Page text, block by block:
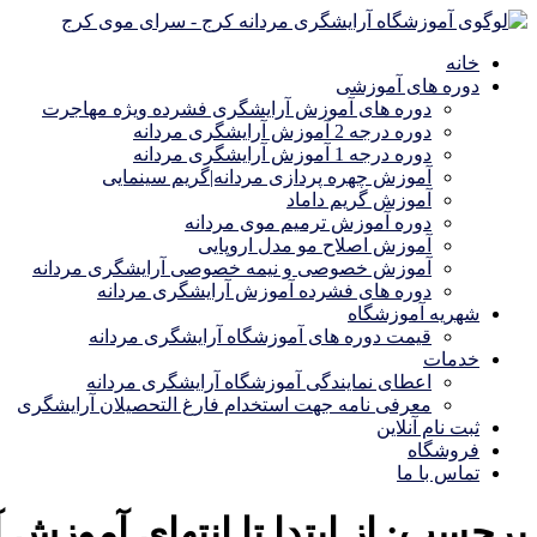
خانه
دوره های آموزشی
دوره های آموزش آرایشگری فشرده ویژه مهاجرت
دوره درجه 2 آموزش آرایشگری مردانه
دوره درجه 1 آموزش آرایشگری مردانه
آموزش چهره پردازی مردانه|گریم سینمایی
آموزش گریم داماد
دوره آموزش ترمیم موی مردانه
آموزش اصلاح مو مدل اروپایی
آموزش خصوصی و نیمه خصوصی آرایشگری مردانه
دوره های فشرده آموزش آرایشگری مردانه
شهریه آموزشگاه
قیمت دوره های آموزشگاه آرایشگری مردانه
خدمات
اعطای نمایندگی آموزشگاه آرایشگری مردانه
معرفی نامه جهت استخدام فارغ التحصیلان آرایشگری
ثبت نام آنلاین
فروشگاه
تماس با ما